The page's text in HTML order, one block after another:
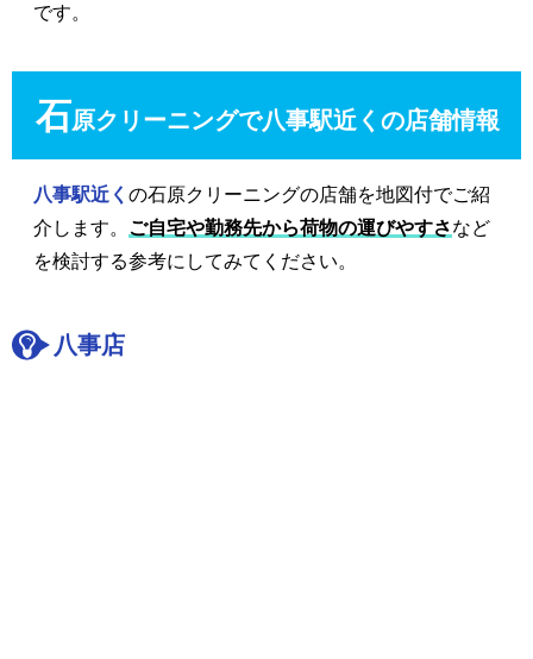
です。
石原クリーニングで八事駅近くの店舗情報
八事駅近く の石原クリーニングの店舗を地図付でご紹
介します。 ご自宅や勤務先から荷物の運びやすさなど
を検討する参考にしてみてください。
八事店